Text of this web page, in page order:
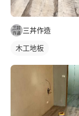
三丼作造
木工地板